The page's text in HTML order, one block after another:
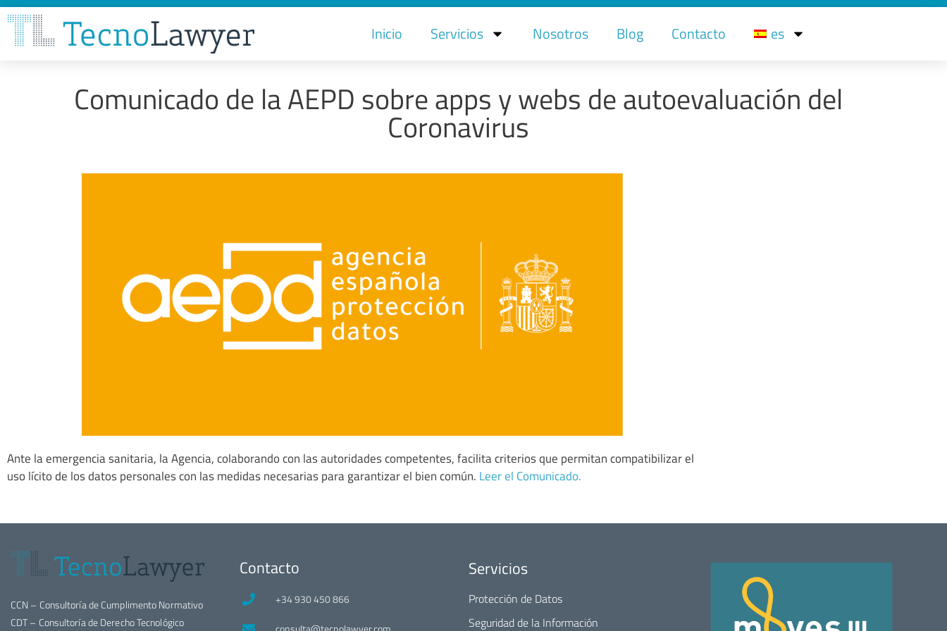
Inicio Servicios Nosotros Blog Contacto es
Comunicado de la AEPD sobre apps y webs de autoevaluación del
Coronavirus
Ante la emergencia sanitaria, la Agencia, colaborando con las autoridades competentes, facilita criterios que permitan compatibilizar el
uso lícito de los datos personales con las medidas necesarias para garantizar el bien común. Leer el Comunicado.
CCN – Consultoría de Cumplimento Normativo
CDT – Consultoría de Derecho Tecnológico
Contacto
+34 930 450 866
Servicios
Protección de Datos
Seguridad de la Información